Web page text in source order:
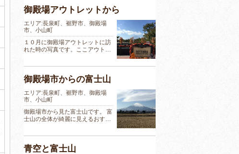
御殿場アウトレットから
エリア:長泉町、裾野市、御殿場
市、小山町
１０月に御殿場アウトレットに訪
れた時の写真です。ここアウト…
御殿場市からの富士山
エリア:長泉町、裾野市、御殿場
市、小山町
御殿場市から見た富士山です。 富
士山の全体が綺麗に見えるおす…
青空と富士山